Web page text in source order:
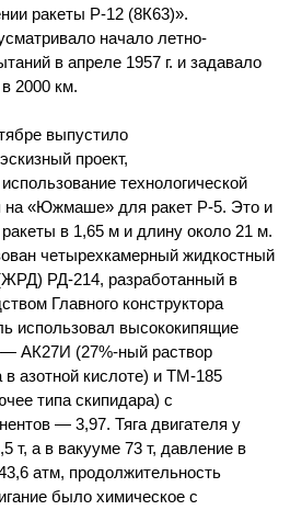
ракеты Р-12 (8К63)».
начало летно-
в апреле 1957 г. и задавало
2000 км.
выпустило
проект,
технологической
на «Южмаше» для ракет Р-5. Это и
в 1,65 м и длину около 21 м.
четырехкамерный жидкостный
РД-214, разработанный в
Главного конструктора
использовал высококипящие
АК27И (27%-ный раствор
в азотной кислоте) и ТМ-185
типа скипидара) с
— 3,97. Тяга двигателя у
т, а в вакууме 73 т, давление в
атм, продолжительность
было химическое с